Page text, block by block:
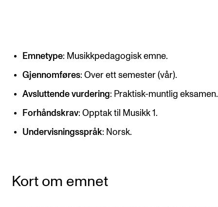
FORSKNING
CERM
Emnetype: Musikkpedagogisk emne.
Gjennomføres: Over ett semester (vår).
Avsluttende vurdering: Praktisk-muntlig eksamen.
Forhåndskrav: Opptak til Musikk 1.
Undervisningsspråk: Norsk.
Kort om emnet